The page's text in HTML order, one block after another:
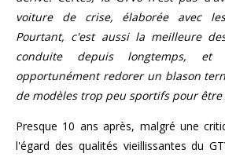
voiture de crise, élaborée avec
Pourtant, c'est aussi la meilleure
conduite depuis longtemps,
opportunément redorer un blason
de modèles trop peu sportifs pour être
Presque 10 ans après, malgré une
l'égard des qualités vieillissantes du